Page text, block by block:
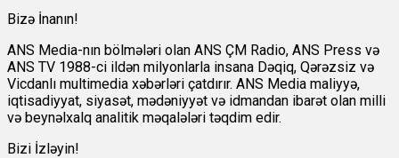
Bizə İnanın!
ANS Media-nın bölmələri olan ANS ÇM Radio, ANS Press və
ANS TV 1988-ci ildən milyonlarla insana Dəqiq, Qərəzsiz və
Vicdanlı multimedia xəbərləri çatdırır. ANS Media maliyyə,
iqtisadiyyat, siyasət, mədəniyyət və idmandan ibarət olan milli
və beynəlxalq analitik məqalələri təqdim edir.
Bizi İzləyin!